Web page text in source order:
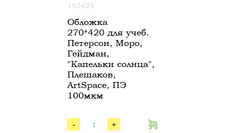
162425
Обложка
270*420 для учеб.
Петерсон, Моро,
Гейдман,
"Капельки солнца",
Плешаков,
ArtSpace, ПЭ
100мкм
- +